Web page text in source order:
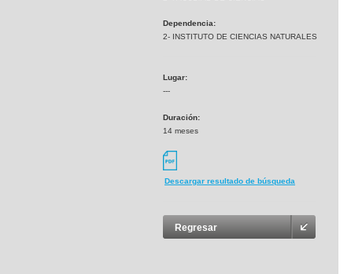
Dependencia:
2- INSTITUTO DE CIENCIAS NATURALES
Lugar:
---
Duración:
14 meses
Descargar resultado de búsqueda
Regresar